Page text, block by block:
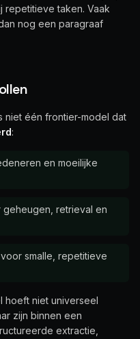
repetitieve taken. Vaak
nog een paragraaf
niet één frontier-model dat
:
en moeilijke
retrieval en
smalle, repetitieve
hoeft niet universeel
zijn binnen een
extractie,